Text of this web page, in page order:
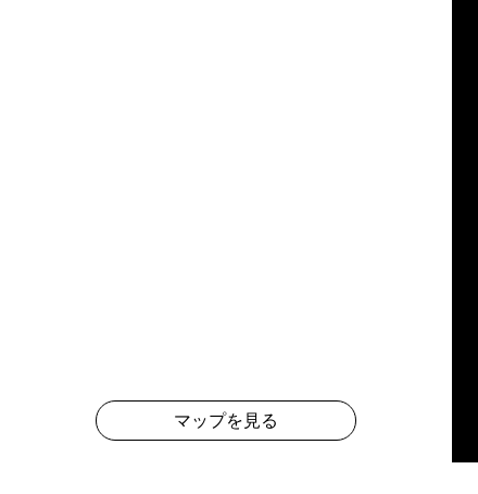
マップを見る